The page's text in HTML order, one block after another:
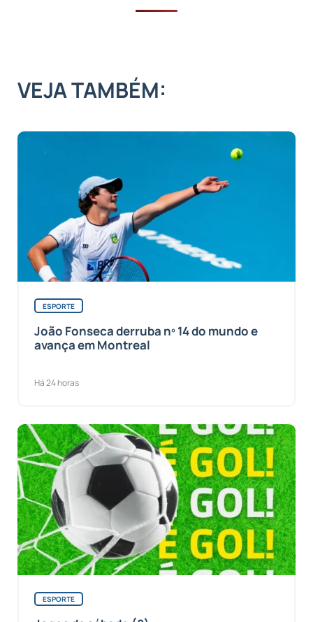
VEJA TAMBÉM:
ESPORTE
João Fonseca derruba nº 14 do mundo e
avança em Montreal
Há 24 horas
ESPORTE